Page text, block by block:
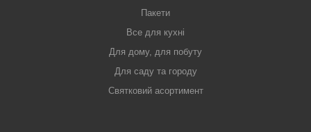
Пакети
Все для кухні
Для дому, для побуту
Для саду та городу
Святковий асортимент